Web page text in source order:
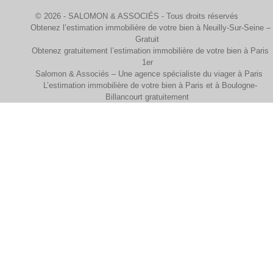
© 2026 - SALOMON & ASSOCIÉS - Tous droits réservés
Obtenez l’estimation immobilière de votre bien à Neuilly-Sur-Seine –
Gratuit
Obtenez gratuitement l’estimation immobilière de votre bien à Paris
1er
Salomon & Associés – Une agence spécialiste du viager à Paris
L’estimation immobilière de votre bien à Paris et à Boulogne-
Billancourt gratuitement